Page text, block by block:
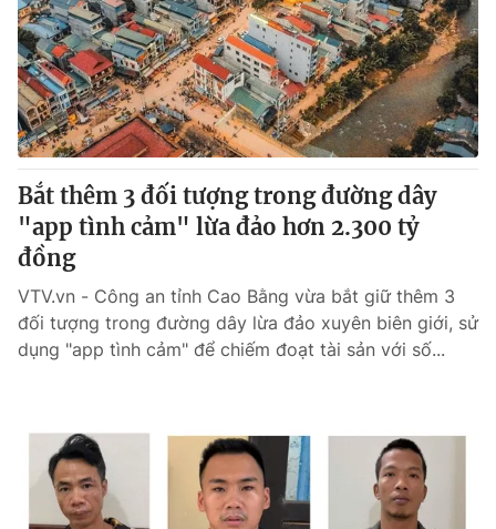
Tin tức
Thế giới đó đây
Câu chuyện quốc tế
Kinh tế
Tài chính
Thị trường
Góc doanh nghiệp
Dữ liệu và đời sống
Truyền hình
Phim VTV
Hậu trường
Nhân vật
Giải trí
Điện ảnh
Âm nhạc
Đời sống
Chất lượng cuộc sống
Tuyển sinh
Học trực tuyến
Công nghệ
Hitech Công nghệ tương lai
Giao lưu trực tuyến
Bắt thêm 3 đối tượng trong đường dây
"app tình cảm" lừa đảo hơn 2.300 tỷ
đồng
VTV.vn - Công an tỉnh Cao Bằng vừa bắt giữ thêm 3
đối tượng trong đường dây lừa đảo xuyên biên giới, sử
dụng "app tình cảm" để chiếm đoạt tài sản với số...